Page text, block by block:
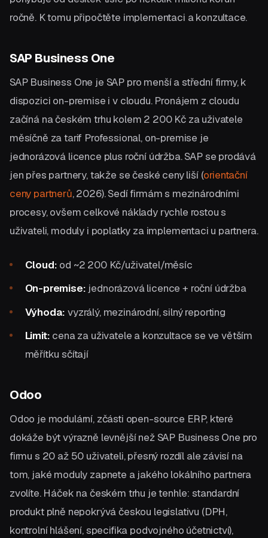
ročně. K tomu připočtěte implementaci a konzultace.
SAP Business One
SAP Business One je SAP pro menší a střední firmy, k
dispozici on-premise i v cloudu. Pronájem z cloudu
začíná na českém trhu kolem 2 200 Kč za uživatele
měsíčně za tarif Professional, on-premise je
jednorázová licence plus roční údržba. SAP se prodává
jen přes partnery, takže se české ceny liší (orientační
ceny partnerů, 2026). Sedí firmám s mezinárodními
procesy, ovšem celkové náklady rychle rostou s
uživateli, moduly i poplatky za implementaci u partnera.
Cloud: od ~2 200 Kč/uživatel/měsíc
On-premise: jednorázová licence + roční údržba
Výhoda: vyzrálý, mezinárodní, silný reporting
Limit: cena za uživatele a konzultace se ve větším
měřítku sčítají
Odoo
Odoo je modulární, zčásti open-source ERP, které
dokáže být výrazně levnější než SAP Business One pro
firmu s 20 až 50 uživateli, přesný rozdíl ale závisí na
tom, jaké moduly zapnete a jakého lokálního partnera
zvolíte. Háček na českém trhu je tenhle: standardní
produkt plně nepokrývá českou legislativu (DPH,
kontrolní hlášení, specifika podvojného účetnictví),